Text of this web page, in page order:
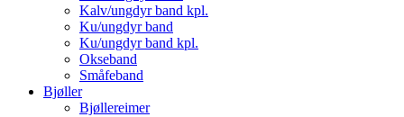
Kalv/ungdyr band kpl.
Ku/ungdyr band
Ku/ungdyr band kpl.
Okseband
Småfeband
Bjøller
Bjøllereimer